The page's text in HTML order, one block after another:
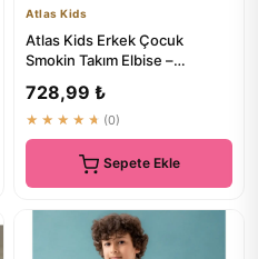
Atlas Kids
Atlas Kids Erkek Çocuk
Smokin Takım Elbise –
Göml...
728,99 ₺
★★★★★ (0)
Sepete Ekle